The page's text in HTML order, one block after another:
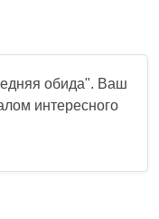
обида". Ваш
интересного